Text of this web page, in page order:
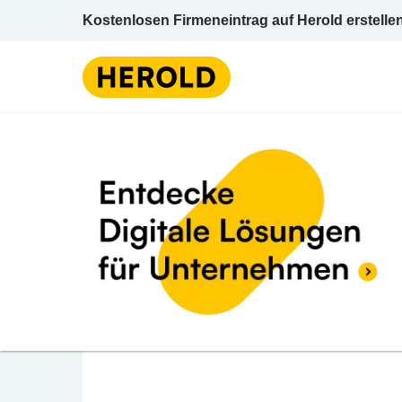
Kostenlosen Firmeneintrag auf Herold
BEWERTUNG ABGEBEN
Ghesla Jürgen
Schulstraße 7 6923 Lauterach Bregenz
Lebens- u Sozialberatung